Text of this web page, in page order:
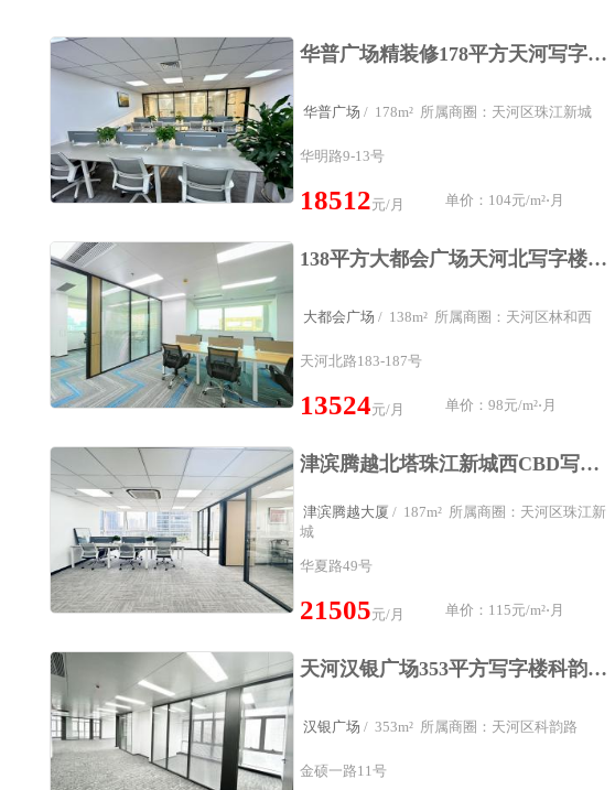
华普广场精装修178平方天河写字楼近地铁五羊邨站西向
华普广场 / 178m² 所属商圈：天河区珠江新城
华明路9-13号
18512元/月 单价：104元/m²⋅月
138平方大都会广场天河北写字楼近地铁精装修双面采光办公室
大都会广场 / 138m² 所属商圈：天河区林和西
天河北路183-187号
13524元/月 单价：98元/m²⋅月
津滨腾越北塔珠江新城西CBD写字楼187平方3隔间办公室精装修双面采光
津滨腾越大厦 / 187m² 所属商圈：天河区珠江新
城
华夏路49号
21505元/月 单价：115元/m²⋅月
天河汉银广场353平方写字楼科韵路地铁上盖广州金融城CBD办公室
汉银广场 / 353m² 所属商圈：天河区科韵路
金硕一路11号